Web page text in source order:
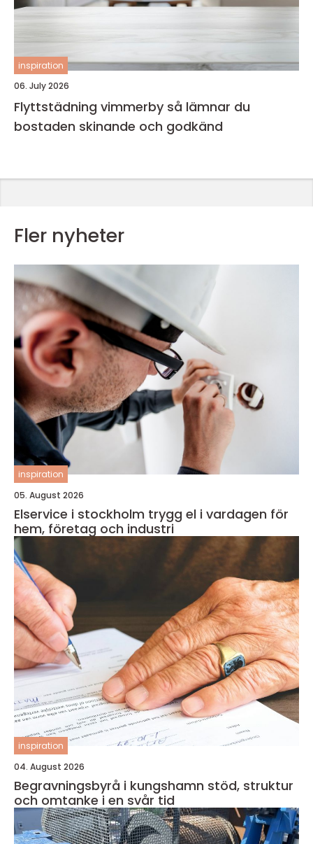
inspiration
06. July 2026
Flyttstädning vimmerby så lämnar du
bostaden skinande och godkänd
Fler nyheter
inspiration
05. August 2026
Elservice i stockholm trygg el i vardagen för
hem, företag och industri
inspiration
04. August 2026
Begravningsbyrå i kungshamn stöd, struktur
och omtanke i en svår tid